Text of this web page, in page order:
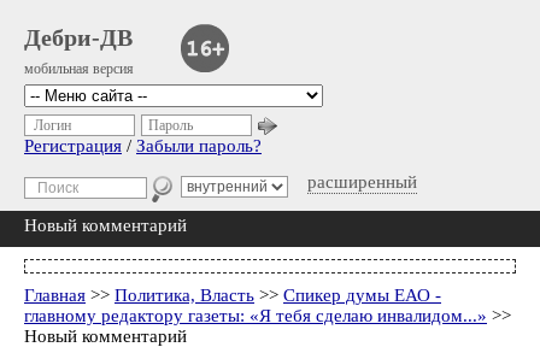
Дебри-ДВ
мобильная версия
расширенный
Логин Пароль
Регистрация / Забыли пароль?
Новый комментарий
Главная >> Политика, Власть >> Спикер думы ЕАО -
главному редактору газеты: «Я тебя сделаю инвалидом...» >>
Новый комментарий